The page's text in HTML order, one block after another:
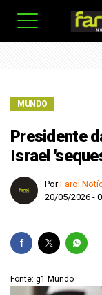
MUNDO
Presidente
Israel
PorFarol
20/05/2026 -
Fonte: g1 Mundo